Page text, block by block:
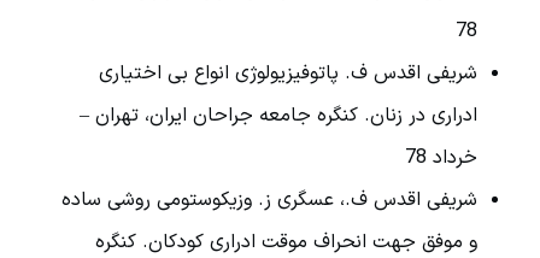
78
شریفی اقدس ف. پاتوفیزیولوژی انواع بی اختیاری
ادراری در زنان. کنگره جامعه جراحان ایران، تهران –
خرداد 78
شریفی اقدس ف.، عسگری ز. وزیکوستومی روشی ساده
و موفق جهت انحراف موقت ادراری کودکان. کنگره